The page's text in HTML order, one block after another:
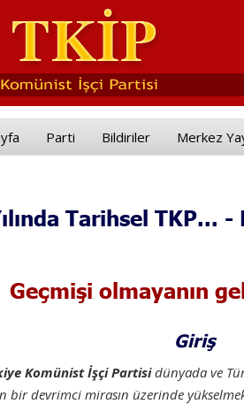
Parti Bildiriler Merkez
Tarihsel TKP... -
Geçmişi olmayanın
Giriş
Komünist İşçi Partisidünyada ve
bir devrimci mirasın üzerinde